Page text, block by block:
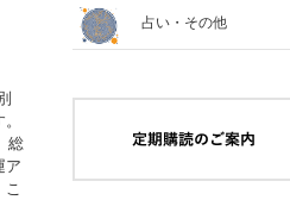
総
ア
占い・その他